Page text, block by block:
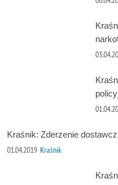
Kraśnik: Zderzenie
01.04.2019 Kraśnik